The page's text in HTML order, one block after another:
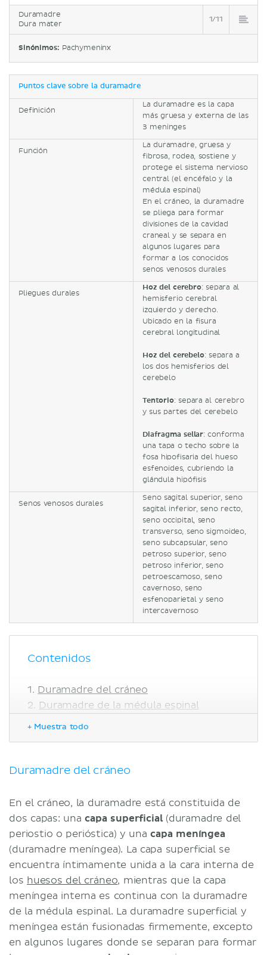
Duramadre
Dura mater
1/11
Sinónimos: Pachymeninx
Puntos clave sobre la duramadre
Definición
La duramadre es la capa
más gruesa y externa de las
3 meninges
Función
La duramadre, gruesa y
fibrosa, rodea, sostiene y
protege el sistema nervioso
central (el encéfalo y la
médula espinal)
En el cráneo, la duramadre
se pliega para formar
divisiones de la cavidad
craneal y se separa en
algunos lugares para
formar a los conocidos
senos venosos durales
Pliegues durales
Hoz del cerebro: separa al
hemisferio cerebral
izquierdo y derecho.
Ubicado en la fisura
cerebral longitudinal
Hoz del cerebelo: separa a
los dos hemisferios del
cerebelo
Tentorio: separa al cerebro
y sus partes del cerebelo
Diafragma sellar: conforma
una tapa o techo sobre la
fosa hipofisaria del hueso
esfenoides, cubriendo la
glándula hipófisis
Senos venosos durales
Seno sagital superior, seno
sagital inferior, seno recto,
seno occipital, seno
transverso, seno sigmoideo,
seno subcapsular, seno
petroso superior, seno
petroso inferior, seno
petroescamoso, seno
cavernoso, seno
esfenoparietal y seno
intercavernoso
Contenidos
Duramadre del cráneo
Duramadre de la médula espinal
+ Muestra todo
Duramadre del cráneo
En el cráneo, la duramadre está constituida de
dos capas: unacapa superficial(duramadre del
periostio o perióstica) y unacapa meníngea
(duramadre meníngea). La capa superficial se
encuentra íntimamente unida a la cara interna de
los huesos del cráneo, mientras que la capa
meníngea interna es continua con la duramadre
de la médula espinal. La duramadre superficial y
meníngea están fusionadas firmemente, excepto
en algunos lugares donde se separan para formar